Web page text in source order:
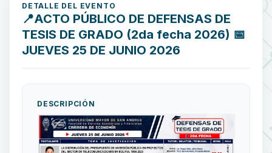
DETALLE DEL EVENTO
📍ACTO PÚBLICO DE DEFENSAS DE
TESIS DE GRADO (2da fecha 2026) 📅
JUEVES 25 DE JUNIO 2026
DESCRIPCIÓN